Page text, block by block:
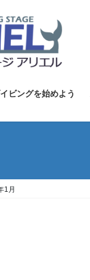
ビングを始めよう
1月